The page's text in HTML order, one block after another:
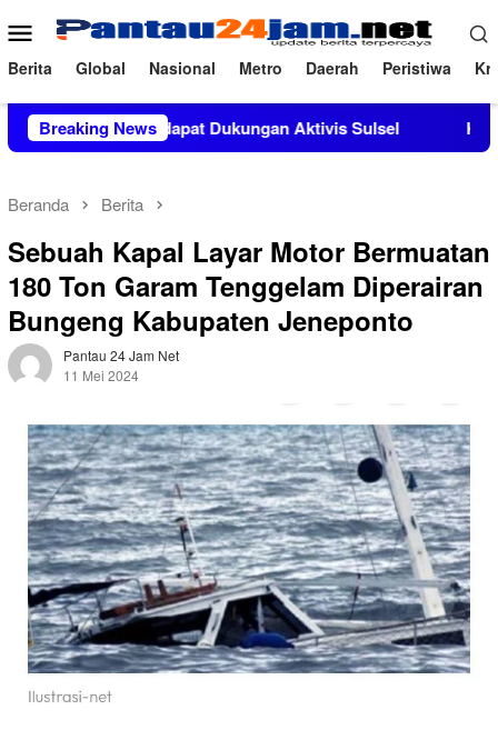
ke
konten
Menu
Mobile
Berita Global Nasional Metro Daerah Peristiwa
Breaking News
Mendapat Dukungan Aktivis Sulsel Kapolres
Beranda Berita
Sebuah Kapal Layar Motor Bermuatan
180 Ton Garam Tenggelam Diperairan
Bungeng Kabupaten Jeneponto
Pantau 24 Jam Net
11 Mei 2024